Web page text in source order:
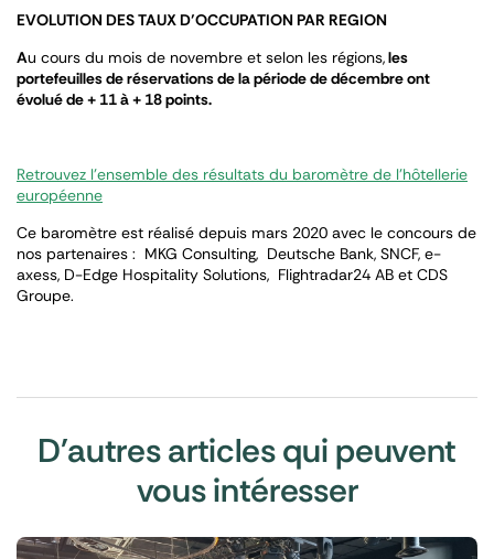
EVOLUTION DES TAUX D’OCCUPATION PAR REGION
Au cours du mois de novembre et selon les régions,les
portefeuilles de réservations de la période de décembre ont
évolué de + 11 à + 18 points.
Retrouvez l’ensemble des résultats du baromètre de l’hôtellerie
européenne
Ce baromètre est réalisé depuis mars 2020 avec le concours de
nos partenaires : MKG Consulting, Deutsche Bank, SNCF, e-
axess, D-Edge Hospitality Solutions, Flightradar24 AB et CDS
Groupe.
D'autres articles qui peuvent
vous intéresser